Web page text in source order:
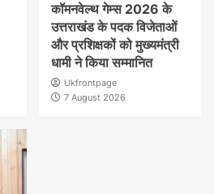
कॉमनवेल्थ गेम्स 2026 के
उत्तराखंड के पदक विजेताओं
और प्रशिक्षकों को मुख्यमंत्री
धामी ने किया सम्मानित
Ukfrontpage
7 August 2026